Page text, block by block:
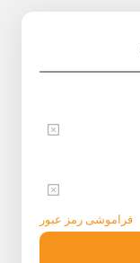
فراموشی رمز عبور